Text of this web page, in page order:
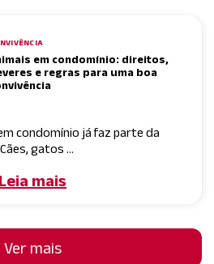
em condomínio: direitos,
e regras para uma boa
condomínio já faz parte da
gatos ...
Leia mais
Ver mais